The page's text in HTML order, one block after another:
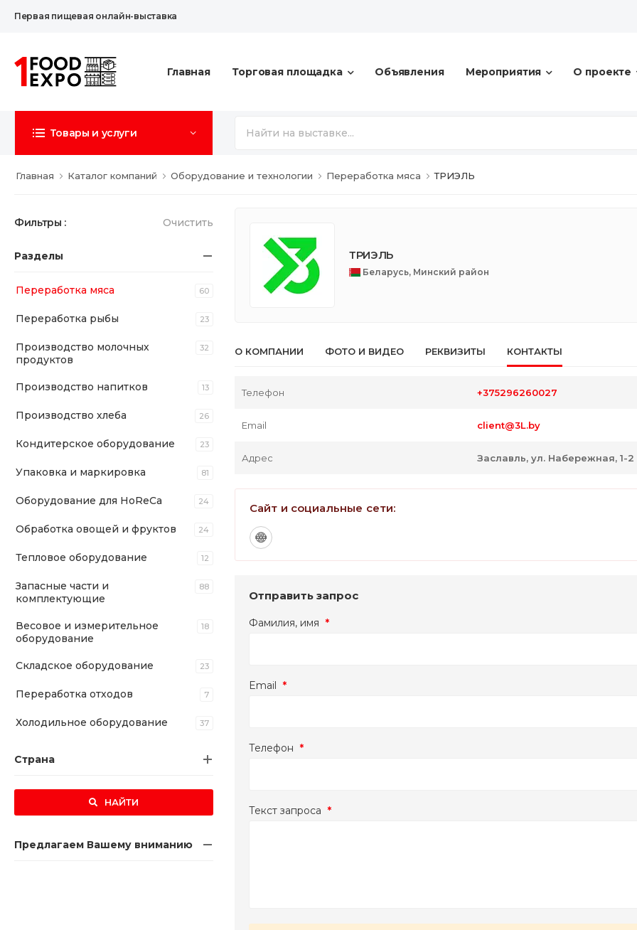
Первая пищевая онлайн-выставка
Главная Торговая площадка Объявления Мероприятия О проекте
Товары и услуги
Главная Каталог компаний Оборудование и технологии Переработка мяса ТРИЭЛЬ
Фильтры : Очистить
Разделы
Переработка мяса 60
Переработка рыбы 23
Производство молочных
продуктов
32
Производство напитков 13
Производство хлеба 26
Кондитерское оборудование 23
Упаковка и маркировка 81
Оборудование для HoReCa 24
Обработка овощей и фруктов 24
Тепловое оборудование 12
Запасные части и
комплектующие
88
Весовое и измерительное
оборудование
18
Складское оборудование 23
Переработка отходов 7
Холодильное оборудование 37
Страна
НАЙТИ
Предлагаем Вашему вниманию
ТРИЭЛЬ
Беларусь, Минский район
О КОМПАНИИ ФОТО И ВИДЕО РЕКВИЗИТЫ КОНТАКТЫ
Телефон +375296260027
Email client@3L.by
Адрес Заславль, ул. Набережная, 1-2
Сайт и социальные сети:
Отправить запрос
Фамилия, имя *
Email *
Телефон *
Текст запроса *